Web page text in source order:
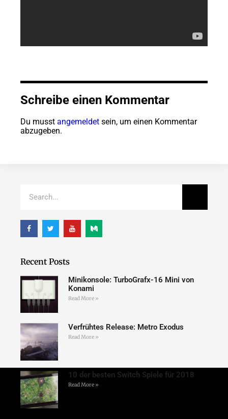
Schreibe einen Kommentar
Du musst angemeldet sein, um einen Kommentar
abzugeben.
Recent Posts
Minikonsole: TurboGrafx-16 Mini von
Konami
Read More »
Verfrühtes Release: Metro Exodus
Read More »
10 der besten Switch Spiele für 2018
Read More »